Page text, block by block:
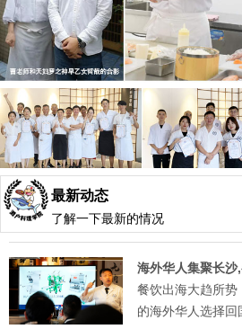
最新动态
了解一下最新的情况
海外华人集聚长沙
餐饮出海大趋所势
的海外华人选择回